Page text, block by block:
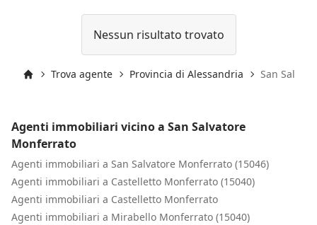
Nessun risultato trovato
Trova agente Provincia di Alessandria San
Agenti immobiliari vicino a San Salvatore
Monferrato
Agenti immobiliari a San Salvatore Monferrato (15046)
Agenti immobiliari a Castelletto Monferrato (15040)
Agenti immobiliari a Castelletto Monferrato
Agenti immobiliari a Mirabello Monferrato (15040)